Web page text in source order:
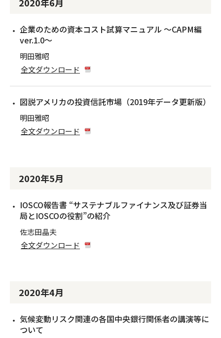
企業のための資本コスト試算マニュアル 〜CAPM編
ver.1.0〜
明田雅昭
全文ダウンロード
図説アメリカの投資信託市場（2019年データ更新版）
明田雅昭
全文ダウンロード
2020年5月
IOSCO報告書 “サステナブルファイナンス及び証券当
局とIOSCOの役割”の紹介
佐志田晶夫
全文ダウンロード
2020年4月
気候変動リスク関連の各国中央銀行関係者の講演等に
ついて